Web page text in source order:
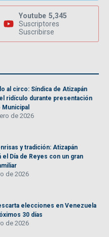
Youtube 5,345
Suscriptores
Suscribirse
al circo: Síndica de Atizapán
ridículo durante presentación
Municipal
de 2026
y tradición: Atizapán
el Día de Reyes con un gran
de 2026
elecciones en Venezuela
30 días
de 2026